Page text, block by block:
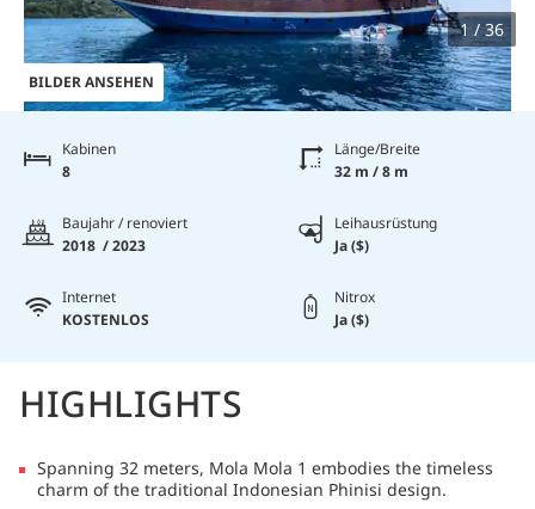
BILDER ANSEHEN
1 / 36
Kabinen
8
Länge/Breite
32 m / 8 m
Baujahr / renoviert
2018 / 2023
Leihausrüstung
Ja ($)
Internet
KOSTENLOS
Nitrox
Ja ($)
HIGHLIGHTS
Spanning 32 meters, Mola Mola 1 embodies the timeless
charm of the traditional Indonesian Phinisi design.